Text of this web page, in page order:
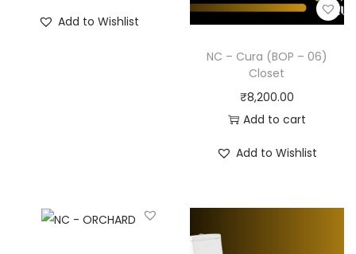
Add to Wishlist
NC – Cura (BOP – 06)
Closet
₹8,200.00
Add to cart
Add to Wishlist